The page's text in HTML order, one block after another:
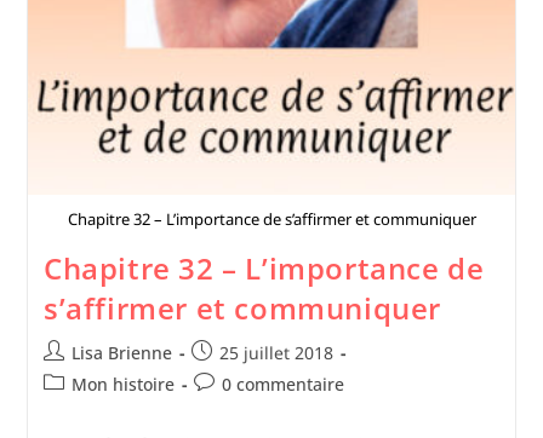
Chapitre 32 – L’importance de s’affirmer et communiquer
Chapitre 32 – L’importance de
s’affirmer et communiquer
Lisa Brienne
25 juillet 2018
Mon histoire
0 commentaire